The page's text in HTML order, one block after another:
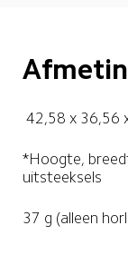
42,58 x 36,56
*Hoogte,
uitsteeksels
37 g (alleen